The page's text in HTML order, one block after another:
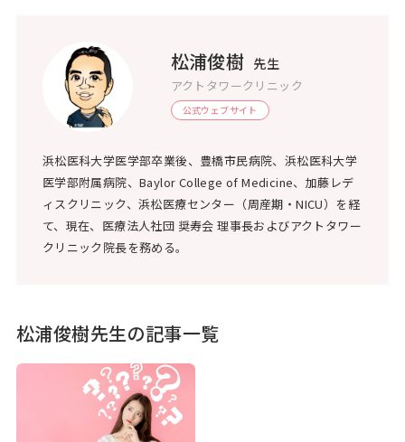
松浦俊樹 先生
アクトタワークリニック
公式ウェブサイト
浜松医科大学医学部卒業後、豊橋市民病院、浜松医科大学
医学部附属病院、Baylor College of Medicine、加藤レデ
ィスクリニック、浜松医療センター（周産期・NICU）を経
て、現在、医療法人社団 奨寿会 理事長およびアクトタワー
クリニック院長を務める。
松浦俊樹先生の記事一覧